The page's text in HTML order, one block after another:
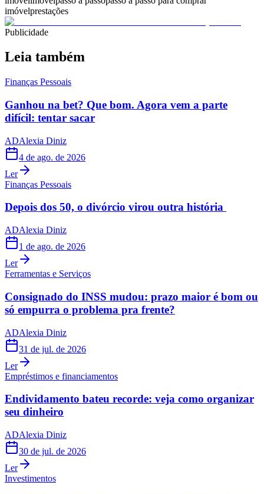
imóvelprestações
Publicidade
Leia também
Finanças Pessoais
Ganhou na bet? Que bom. Agora vem a parte
difícil: tentar sacar
ADAlexia Diniz
4 de ago. de 2026
Ler
Finanças Pessoais
Depois dos 50, o divórcio virou outra história
ADAlexia Diniz
1 de ago. de 2026
Ler
Ferramentas e Serviços
Consignado do INSS mudou: prazo maior é bom ou
só empurra o problema pra frente?
ADAlexia Diniz
31 de jul. de 2026
Ler
Empréstimos e financiamentos
Endividamento bateu recorde: veja como organizar
seu dinheiro
ADAlexia Diniz
30 de jul. de 2026
Ler
Investimentos